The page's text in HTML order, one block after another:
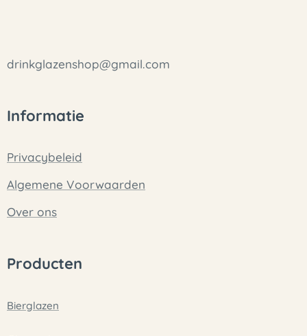
drinkglazenshop@gmail.com
Informatie
Privacybeleid
Algemene Voorwaarden
Over ons
Producten
Bierglazen